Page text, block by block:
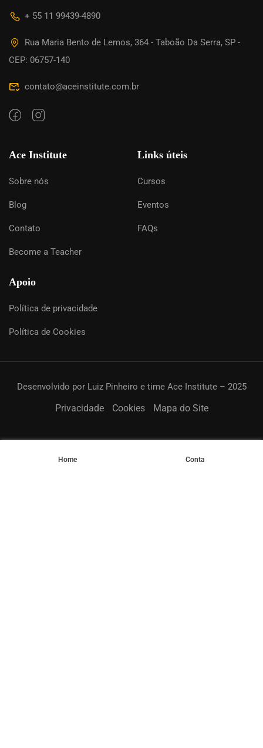
+ 55 11 99439-4890
Rua Maria Bento de Lemos, 364 - Taboão Da Serra, SP -
CEP: 06757-140
contato@aceinstitute.com.br
Ace Institute
Sobre nós
Blog
Contato
Become a Teacher
Links úteis
Cursos
Eventos
FAQs
Apoio
Política de privacidade
Política de Cookies
Desenvolvido por Luiz Pinheiro e time Ace Institute – 2025
Privacidade Cookies Mapa do Site
Home Conta